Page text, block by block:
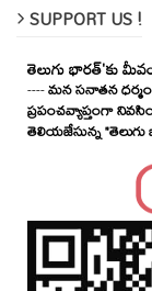
SUPPORT US !
తెలుగు భారత్'కు
----మన సనాతన
ప్రపంచవ్యాప్తంగా
తెలియజేసున్న